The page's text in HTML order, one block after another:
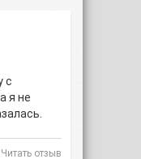
с
я не
Читать отзыв